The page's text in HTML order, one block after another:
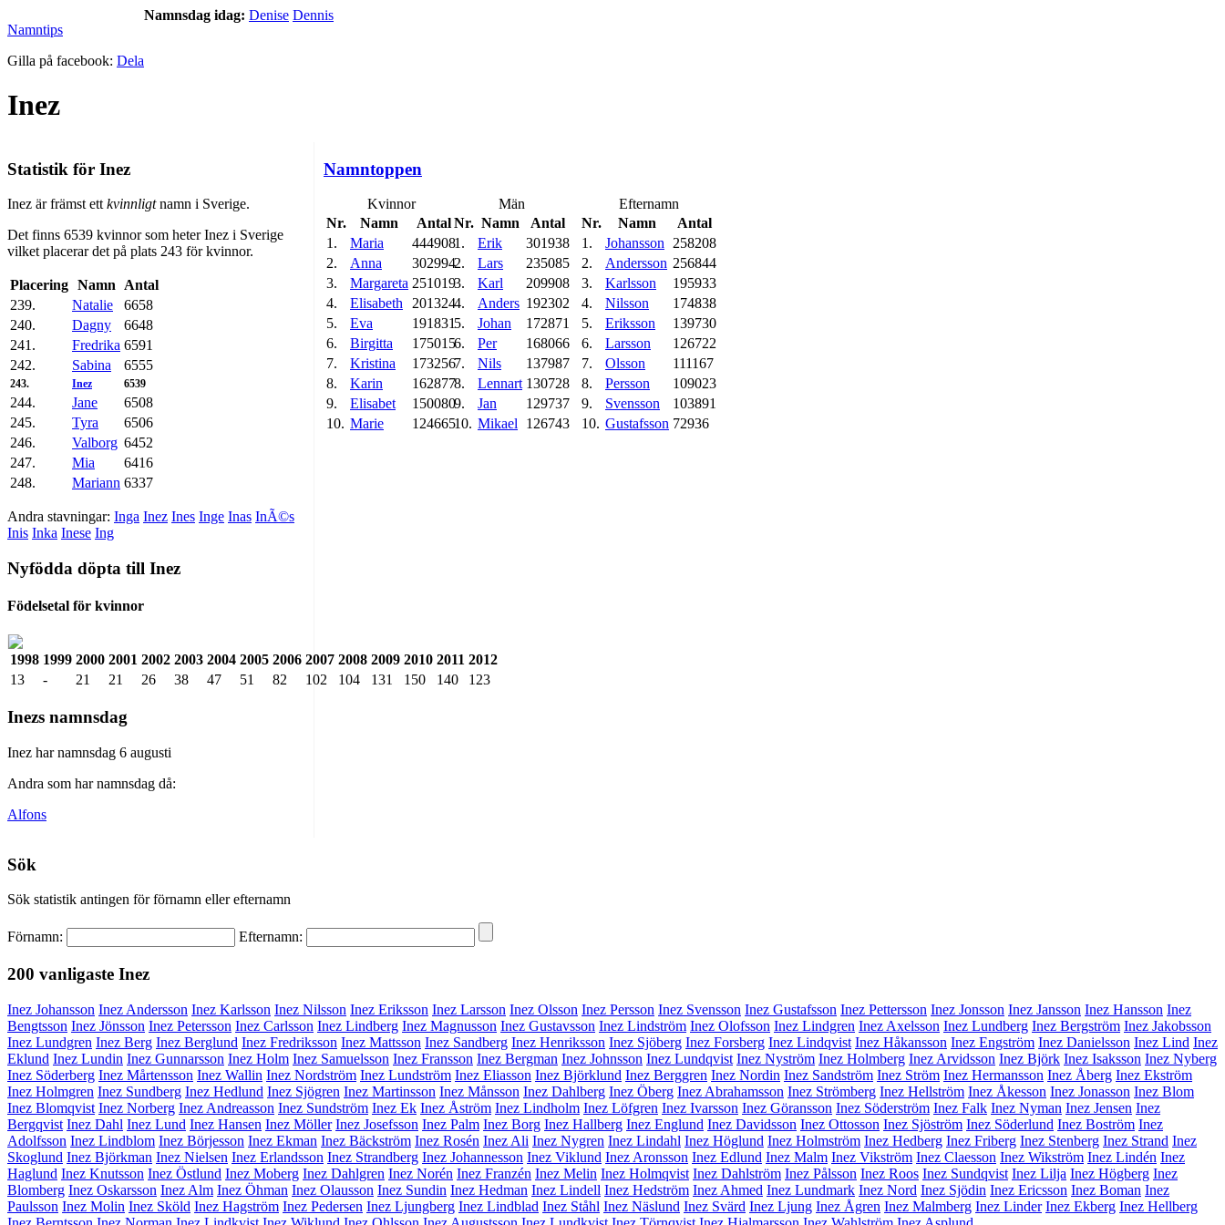
Namntips
Gilla på facebook: Dela
Namnsdag idag: Denise Dennis
Inez
Statistik för Inez
Inez är främst ett kvinnligtnamn i Sverige.
Det finns 6539 kvinnor som heter Inez i Sverige
vilket placerar det på plats 243 för kvinnor.
Placering Namn
Antal
239.
Natalie
6658
240.
Dagny
6648
241.
Fredrika 6591
242.
Sabina 6555
243. Inez 6539
244. Jane
6508
245.
Tyra
6506
246.
Valborg 6452
247.
Mia
6416
248.
Mariann 6337
Andra stavningar: Inga Inez Ines Inge Inas InÃ©s
Inis Inka Inese Ing
Nyfödda döpta till Inez
Födelsetal för kvinnor
1998 1999 2000 2001 2002 2003 2004 2005 2006 2007 2008 2009 2010 2011 2012
13
- 21 21 26 38 47 51 82 102 104 131 150 140 123
Inezs namnsdag
Inez har namnsdag 6 augusti
Andra som har namnsdag då:
Alfons
Namntoppen
Kvinnor
Nr.
Namn
Antal
1.
Maria
444908
2.
Anna
302994
3.
Margareta 251019
4.
Elisabeth
201324
5.
Eva
191831
6.
Birgitta
175015
7.
Kristina
173256
8.
Karin
162877
9.
Elisabet
150080
10. Marie 124665
Män
Nr. Namn
Antal
1.
Erik
301938
2.
Lars
235085
3.
Karl
209908
4.
Anders 192302
5.
Johan
172871
6.
Per
168066
7.
Nils
137987
8.
Lennart 130728
9.
Jan
129737
10. Mikael 126743
Efternamn
Nr.
Namn
Antal
1.
Johansson
258208
2.
Andersson 256844
3.
Karlsson
195933
4.
Nilsson
174838
5.
Eriksson
139730
6.
Larsson
126722
7.
Olsson
111167
8.
Persson
109023
9.
Svensson
103891
10. Gustafsson 72936
Sök
Sök statistik antingen för förnamn eller efternamn
Förnamn: Efternamn:
200 vanligaste Inez
Inez Johansson Inez Andersson Inez Karlsson Inez Nilsson Inez Eriksson Inez Larsson Inez Olsson Inez Persson Inez Svensson Inez Gustafsson Inez Pettersson Inez Jonsson Inez Jansson Inez Hansson Inez
Bengtsson Inez Jönsson Inez Petersson Inez Carlsson Inez Lindberg Inez Magnusson Inez Gustavsson Inez Lindström Inez Olofsson Inez Lindgren Inez Axelsson Inez Lundberg Inez Bergström Inez Jakobsson
Inez Lundgren Inez Berg Inez Berglund Inez Fredriksson Inez Mattsson Inez Sandberg Inez Henriksson Inez Sjöberg Inez Forsberg Inez Lindqvist Inez Håkansson Inez Engström Inez Danielsson Inez Lind Inez
Eklund Inez Lundin Inez Gunnarsson Inez Holm Inez Samuelsson Inez Fransson Inez Bergman Inez Johnsson Inez Lundqvist Inez Nyström Inez Holmberg Inez Arvidsson Inez Björk Inez Isaksson Inez Nyberg
Inez Söderberg Inez Mårtensson Inez Wallin Inez Nordström Inez Lundström Inez Eliasson Inez Björklund Inez Berggren Inez Nordin Inez Sandström Inez Ström Inez Hermansson Inez Åberg Inez Ekström
Inez Holmgren Inez Sundberg Inez Hedlund Inez Sjögren Inez Martinsson Inez Månsson Inez Dahlberg Inez Öberg Inez Abrahamsson Inez Strömberg Inez Hellström Inez Åkesson Inez Jonasson Inez Blom
Inez Blomqvist Inez Norberg Inez Andreasson Inez Sundström Inez Ek Inez Åström Inez Lindholm Inez Löfgren Inez Ivarsson Inez Göransson Inez Söderström Inez Falk Inez Nyman Inez Jensen Inez
Bergqvist Inez Dahl Inez Lund Inez Hansen Inez Möller Inez Josefsson Inez Palm Inez Borg Inez Hallberg Inez Englund Inez Davidsson Inez Ottosson Inez Sjöström Inez Söderlund Inez Boström Inez
Adolfsson Inez Lindblom Inez Börjesson Inez Ekman Inez Bäckström Inez Rosén Inez Ali Inez Nygren Inez Lindahl Inez Höglund Inez Holmström Inez Hedberg Inez Friberg Inez Stenberg Inez Strand Inez
Skoglund Inez Björkman Inez Nielsen Inez Erlandsson Inez Strandberg Inez Johannesson Inez Viklund Inez Aronsson Inez Edlund Inez Malm Inez Vikström Inez Claesson Inez Wikström Inez Lindén Inez
Haglund Inez Knutsson Inez Östlund Inez Moberg Inez Dahlgren Inez Norén Inez Franzén Inez Melin Inez Holmqvist Inez Dahlström Inez Pålsson Inez Roos Inez Sundqvist Inez Lilja Inez Högberg Inez
Blomberg Inez Oskarsson Inez Alm Inez Öhman Inez Olausson Inez Sundin Inez Hedman Inez Lindell Inez Hedström Inez Ahmed Inez Lundmark Inez Nord Inez Sjödin Inez Ericsson Inez Boman Inez
Paulsson Inez Molin Inez Sköld Inez Hagström Inez Pedersen Inez Ljungberg Inez Lindblad Inez Ståhl Inez Näslund Inez Svärd Inez Ljung Inez Ågren Inez Malmberg Inez Linder Inez Ekberg Inez Hellberg